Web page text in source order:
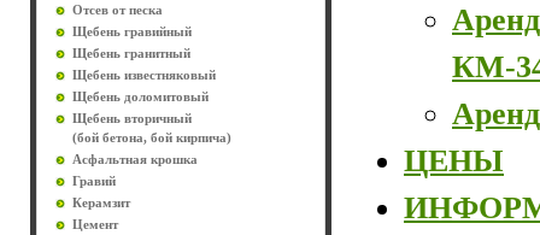
Отсев от песка
Щебень гравийный
Щебень гранитный
Щебень известняковый
Щебень доломитовый
Щебень вторичный
(бой бетона, бой кирпича)
Асфальтная крошка
Гравий
Керамзит
Цемент
КМ-
ЦЕНЫ